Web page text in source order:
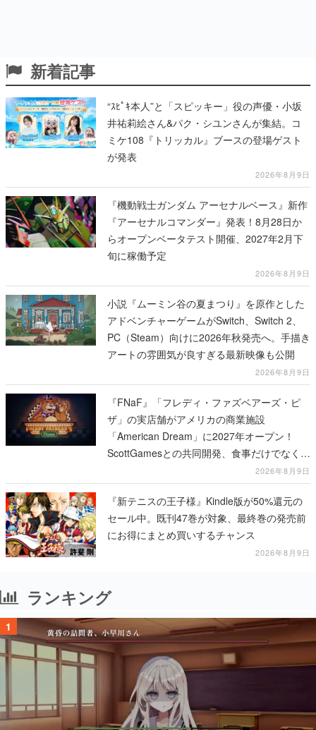
新着記事
“ｽﾋﾟｷ本人”と「スピッキー」役の声優・小坂
井祐莉絵さん&パク・シユンさんが集結。コ
ミケ108『トリッカル』ブースの登場ゲスト
が発表
2026年8月9日
『機動戦士ガンダム アーセナルベース』新作
『アーセナルコマンダー』発表！8月28日か
らオープンベータテスト開催、2027年2月下
旬に稼働予定
2026年8月9日
小説『ムーミン谷の夏まつり』を原作とした
アドベンチャーゲームがSwitch、Switch 2、
PC（Steam）向けに2026年秋発売へ。手描き
アートの雰囲気が良すぎる最新映像も公開
2026年8月9日
『FNaF』「フレディ・ファズベアーズ・ピ
ザ」の実店舗がアメリカの商業施設
「American Dream」に2027年オープン！
ScottGamesとの共同開発、食事だけでなくス
テージショーや没入型のホラー体験も楽しめ
る
2026年8月9日
『新テニスの王子様』Kindle版が50%還元の
セール中。既刊47巻が対象、最終巻の発売前
にお得にまとめ買いするチャンス
2026年8月9日
ランキング
1